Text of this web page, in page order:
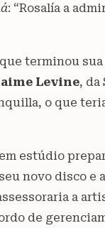
: “Rosalía a
terminou
Levine, da
o que
estúdio
novo disco e a
a
de